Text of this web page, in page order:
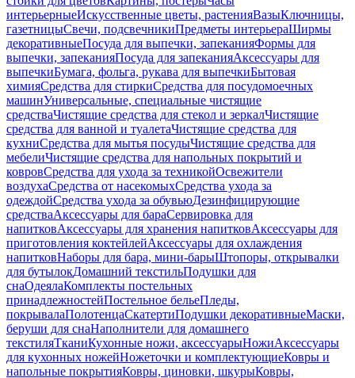
интерьерныеИскусственные цветы, растенияВазыКлючницы,
газетницыСвечи, подсвечникиПредметы интерьераШирмы
декоративныеПосуда для выпечки, запеканияФормы для
выпечки, запеканияПосуда для запеканияАксессуары для
выпечкиБумага, фольга, рукава для выпечкиБытовая
химияСредства для стиркиСредства для посудомоечных
машинУниверсальные, специальные чистящие
средстваЧистящие средства для стекол и зеркалЧистящие
средства для ванной и туалетаЧистящие средства для
кухниСредства для мытья посудыЧистящие средства для
мебелиЧистящие средства для напольных покрытий и
ковровСредства для ухода за техникойОсвежители
воздухаСредства от насекомыхСредства ухода за
одеждойСредства ухода за обувьюДезинфицирующие
средстваАксессуары для бараСервировка для
напитковАксессуары для хранения напитковАксессуары для
приготовления коктейлейАксессуары для охлаждения
напитковНаборы для бара, мини-барыШтопоры, открывалки
для бутылокДомашний текстильПодушки для
снаОдеялаКомплекты постельных
принадлежностейПостельное бельеПледы,
покрывалаПолотенцаСкатертиПодушки декоративныеМаски,
беруши для снаНаполнители для домашнего
текстиляТканиКухонные ножи, аксессуарыНожиАксессуары
для кухонных ножейНожеточки и комплектующиеКовры и
напольные покрытияКовры, циновки, шкурыКовры,